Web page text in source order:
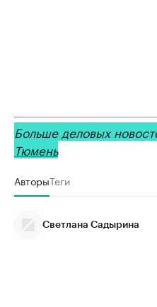
Больше деловых
Тюмень
АвторыТеги
Светлана Садырина